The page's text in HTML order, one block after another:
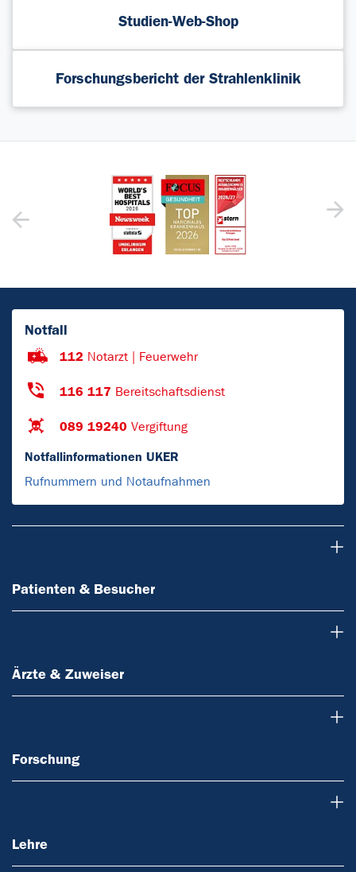
Studien-Web-Shop
Forschungsbericht der Strahlenklinik
Notfall
112 Notarzt | Feuerwehr
116 117 Bereitschaftsdienst
089 19240 Vergiftung
Notfallinformationen UKER
Rufnummern und Notaufnahmen
Patienten & Besucher
Ärzte & Zuweiser
Forschung
Lehre